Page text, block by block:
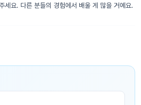
세요. 다른 분들의 경험에서 배울 게 많을 거예요.